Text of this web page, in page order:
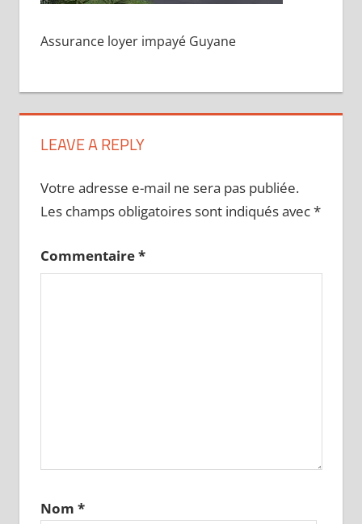
Assurance loyer impayé Guyane
LEAVE A REPLY
Votre adresse e-mail ne sera pas publiée.
Les champs obligatoires sont indiqués avec*
Commentaire*
Nom *